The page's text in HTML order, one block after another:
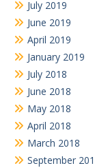
July 2019
June 2019
April 2019
January 2019
July 2018
June 2018
May 2018
April 2018
March 2018
September